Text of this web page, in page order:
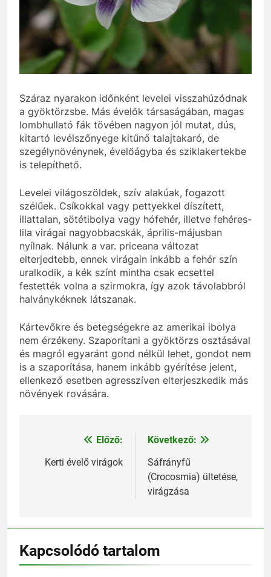
Száraz nyarakon időnként levelei visszahúzódnak
a gyöktörzsbe. Más évelők társaságában, magas
lombhullató fák tövében nagyon jól mutat, dús,
kitartó levélszőnyege kitűnő talajtakaró, de
szegélynövénynek, évelőágyba és sziklakertekbe
is telepíthető.
Levelei világoszöldek, szív alakúak, fogazott
szélűek. Csíkokkal vagy pettyekkel díszített,
illattalan, sötétibolya vagy hófehér, illetve fehéres-
lila virágai nagyobbacskák, április-májusban
nyílnak. Nálunk a var. priceana változat
elterjedtebb, ennek virágain inkább a fehér szín
uralkodik, a kék színt mintha csak ecsettel
festették volna a szirmokra, így azok távolabbról
halványkéknek látszanak.
Kártevőkre és betegségekre az amerikai ibolya
nem érzékeny. Szaporítani a gyöktörzs osztásával
és magról egyaránt gond nélkül lehet, gondot nem
is a szaporítása, hanem inkább gyérítése jelent,
ellenkező esetben agresszíven elterjeszkedik más
növények rovására.
Bejegyzés
navigáció
Előző:
Kerti évelő virágok
Következő:
Sáfrányfű
(Crocosmia) ültetése,
virágzása
Kapcsolódó tartalom